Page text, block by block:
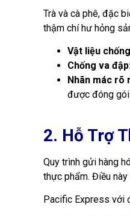
Trà và cà phê, đặc
thậm chí hư hỏng
Vật liệu
Chống va
Nhãn mác rõ
được đóng gói
2. Hỗ Trợ
Quy trình gửi hàng
thực phẩm. Điều
Pacific Express với